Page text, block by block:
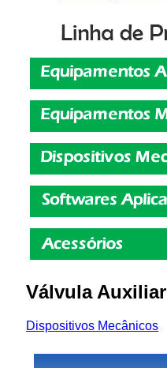
Válvula Auxiliar
Dispositivos Mecânicos